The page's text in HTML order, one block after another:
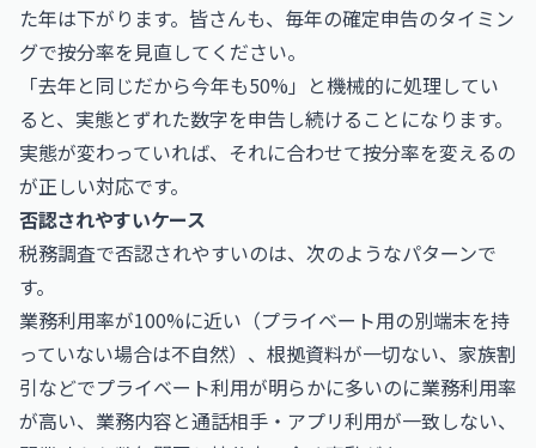
た年は下がります。皆さんも、毎年の確定申告のタイミン
グで按分率を見直してください。
「去年と同じだから今年も50%」と機械的に処理してい
ると、実態とずれた数字を申告し続けることになります。
実態が変わっていれば、それに合わせて按分率を変えるの
が正しい対応です。
否認されやすいケース
税務調査で否認されやすいのは、次のようなパターンで
す。
業務利用率が100%に近い（プライベート用の別端末を持
っていない場合は不自然）、根拠資料が一切ない、家族割
引などでプライベート利用が明らかに多いのに業務利用率
が高い、業務内容と通話相手・アプリ利用が一致しない、